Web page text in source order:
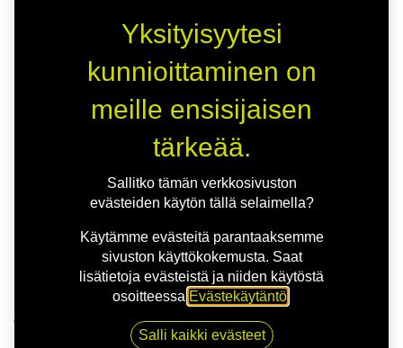
175/65R14 86H PRINX 175/65 R14 86H AQUILA PRO
Yksityisyytesi
kunnioittaminen on
meille ensisijaisen
tärkeää.
Sallitko tämän verkkosivuston
evästeiden käytön tällä selaimella?
Käytämme evästeitä parantaaksemme
sivuston käyttökokemusta. Saat
lisätietoja evästeistä ja niiden käytöstä
osoitteessa Evästekäytäntö
Salli kaikki evästeet